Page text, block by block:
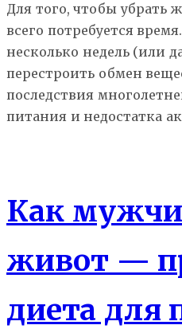
Для того, чтобы убрать
всего потребуется
несколько недель (или
перестроить обмен
последствия
питания и недостатка
Как
живот —
диета для